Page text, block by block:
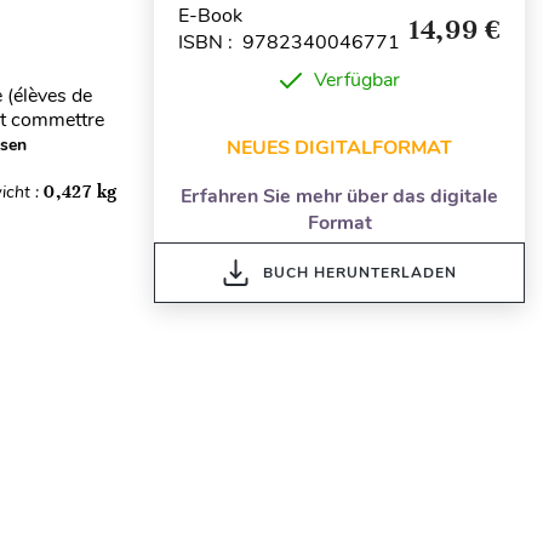
de
commettre
:0,427 kg
E-Book
ISBN : 9782340046771 14,99 €
Verfügbar
NEUES DIGITALFORMAT
Erfahren Sie mehr über das digitale
Format
BUCH HERUNTERLADEN